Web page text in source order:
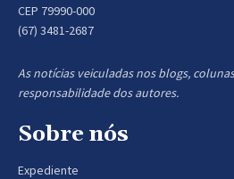
CEP 79990-000
(67) 3481-2687
As notícias veiculadas nos blogs,
responsabilidade dos autores.
Sobre nós
Expediente